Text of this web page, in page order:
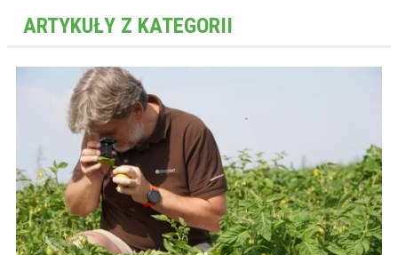
ARTYKUŁY Z KATEGORII